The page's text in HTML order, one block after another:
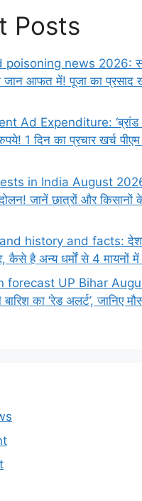
Posts
poisoning news 2026:
जान आफत में! पूजा का प्रसाद
Ad Expenditure: ‘ब्रांड
1 दिन का प्रचार खर्च पीएम
in India August
जानें छात्रों और किसानों
history and facts: देश
कैसे है अन्य धर्मों से 4 मायनों
forecast UP Bihar
बारिश का ‘रेड अलर्ट’, जानिए